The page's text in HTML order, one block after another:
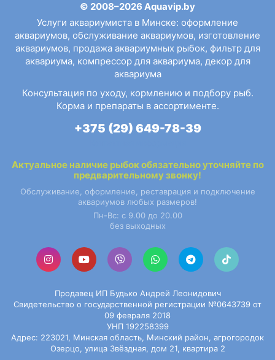
© 2008–2026 Aquavip.by
Услуги аквариумиста в Минске: оформление
аквариумов, обслуживание аквариумов, изготовление
аквариумов, продажа аквариумных рыбок, фильтр для
аквариума, компрессор для аквариума, декор для
аквариума
Консультация по уходу, кормлению и подбору рыб.
Корма и препараты в ассортименте.
+375 (29) 649-78-39
Актуальное наличие рыбокобязательно уточняйте по
предварительному звонку!
Обслуживание, оформление, реставрация и подключение
аквариумов любых размеров!
Пн-Вс: с 9.00 до 20.00
без выходных
Продавец ИП Будько Андрей Леонидович
Свидетельство о государственной регистрации №0643739 от
09 февраля 2018
УНП 192258399
Адрес: 223021, Минская область, Минский район, агрогородок
Озерцо, улица Звёздная, дом 21, квартира 2